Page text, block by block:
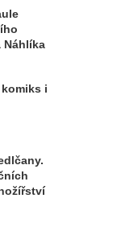
Náhlíka
i